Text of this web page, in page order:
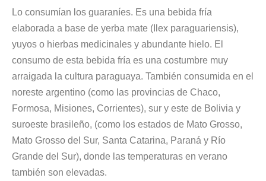
Lo consumían los guaraníes. Es una bebida fría
elaborada a base de yerba mate (Ilex paraguariensis),
yuyos o hierbas medicinales y abundante hielo. El
consumo de esta bebida fría es una costumbre muy
arraigada la cultura paraguaya. También consumida en el
noreste argentino (como las provincias de Chaco,
Formosa, Misiones, Corrientes), sur y este de Bolivia y
suroeste brasileño, (como los estados de Mato Grosso,
Mato Grosso del Sur, Santa Catarina, Paraná y Río
Grande del Sur), donde las temperaturas en verano
también son elevadas.